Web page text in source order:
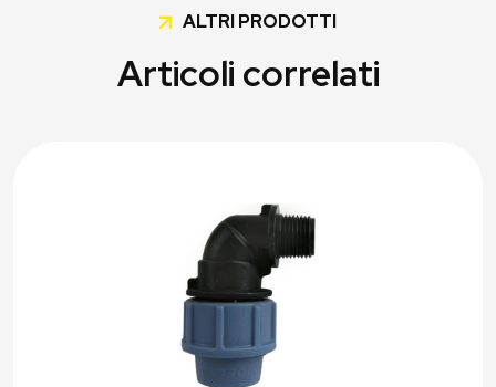
ALTRI PRODOTTI
Articoli correlati